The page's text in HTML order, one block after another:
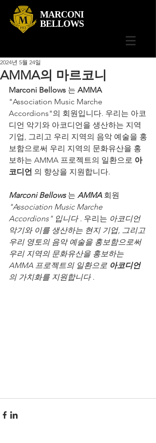
MARCONI
BELLOWS
AMMA의 마르코니
2024년 5월 24일
Marconi Bellows 는 AMMA
"Association Music Marche
Accordions"의 회원입니다. 우리는 아코
디언 악기와 아코디언을 생산하는 지역
기업, 그리고 우리 지역의 음악 예술을 홍
보함으로써 우리 지역의 문화유산을 홍
보하는 AMMA 프로젝트의 일환으로 아
코디언 의 향상을 지원합니다.
Marconi Bellows 는 AMMA 회원
"Association Music Marche
Accordions" 입니다 . 우리는 아코디언
악기와 이를 생산하는 현지 기업, 그리고
우리 영토의 음악 예술을 홍보함으로써
우리 지역의 문화유산을 홍보하는
AMMA 프로젝트의 일환으로 아코디언
의 가치화를 지원합니다 .